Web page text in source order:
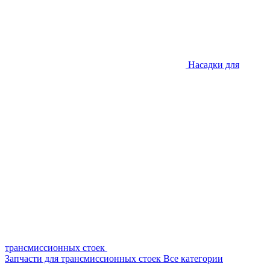
Насадки для
трансмиссионных стоек
Запчасти для трансмиссионных стоек Все категории